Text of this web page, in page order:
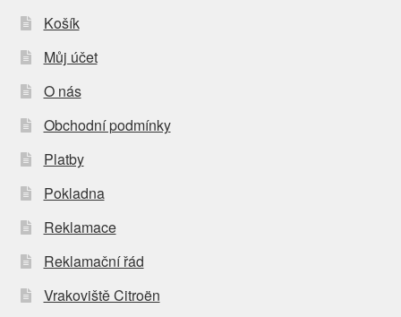
Košík
Můj účet
O nás
Obchodní podmínky
Platby
Pokladna
Reklamace
Reklamační řád
Vrakoviště Citroën